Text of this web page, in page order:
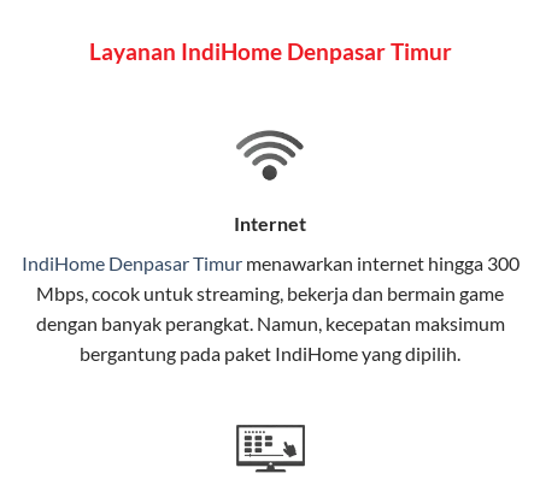
pengguna rumah dan bisnis.
stabil, dan memiliki berbagai pilihan paket IndiHome
Selain internet, layanan IndiHome juga mencakup TV
interaktif (IndiHome TV) dan telepon rumah dalam
satu paket.
Teknologi di Balik WiFi IndiHome
Wifi IndiHome menggunakan teknologi Fiber To The
Layanan IndiHome Denpasar Timur
Internet
IndiHome Denpasar Timurmenawarkan internethingga 300
Mbps, cocok untuk streaming, bekerja dan bermain game
dengan banyak perangkat. Namun, kecepatan maksimum
bergantung pada paket IndiHome yang dipilih.